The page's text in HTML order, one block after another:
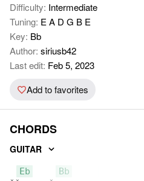
Difficulty: Intermediate
Tuning: E A D G B E
Key: Bb
Author: siriusb42
Last edit: Feb 5, 2023
Add to favorites
CHORDS
GUITAR
Eb Bb